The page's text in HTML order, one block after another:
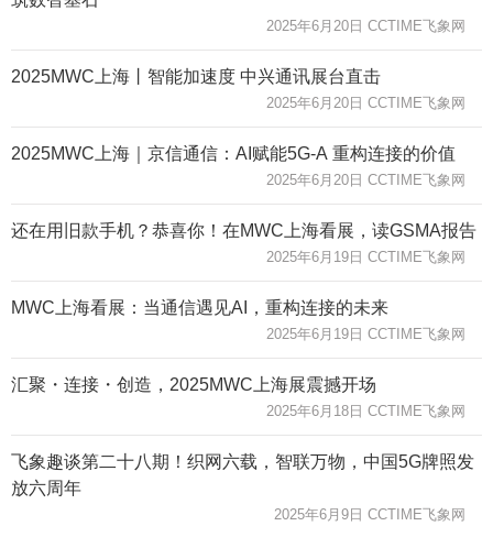
2025年6月20日 CCTIME飞象网
2025MWC上海丨智能加速度 中兴通讯展台直击
2025年6月20日 CCTIME飞象网
2025MWC上海｜京信通信：AI赋能5G-A 重构连接的价值
2025年6月20日 CCTIME飞象网
还在用旧款手机？恭喜你！在MWC上海看展，读GSMA报告
2025年6月19日 CCTIME飞象网
MWC上海看展：当通信遇见AI，重构连接的未来
2025年6月19日 CCTIME飞象网
汇聚・连接・创造，2025MWC上海展震撼开场
2025年6月18日 CCTIME飞象网
飞象趣谈第二十八期！织网六载，智联万物，中国5G牌照发
放六周年
2025年6月9日 CCTIME飞象网